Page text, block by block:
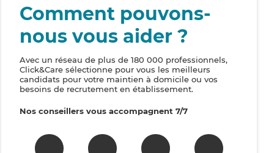
Comment pouvons-
nous vous aider ?
Avec un réseau de plus de 180 000 professionnels,
Click&Care sélectionne pour vous les meilleurs
candidats pour votre maintien à domicile ou vos
besoins de recrutement en établissement.
Nos conseillers vous accompagnent 7/7